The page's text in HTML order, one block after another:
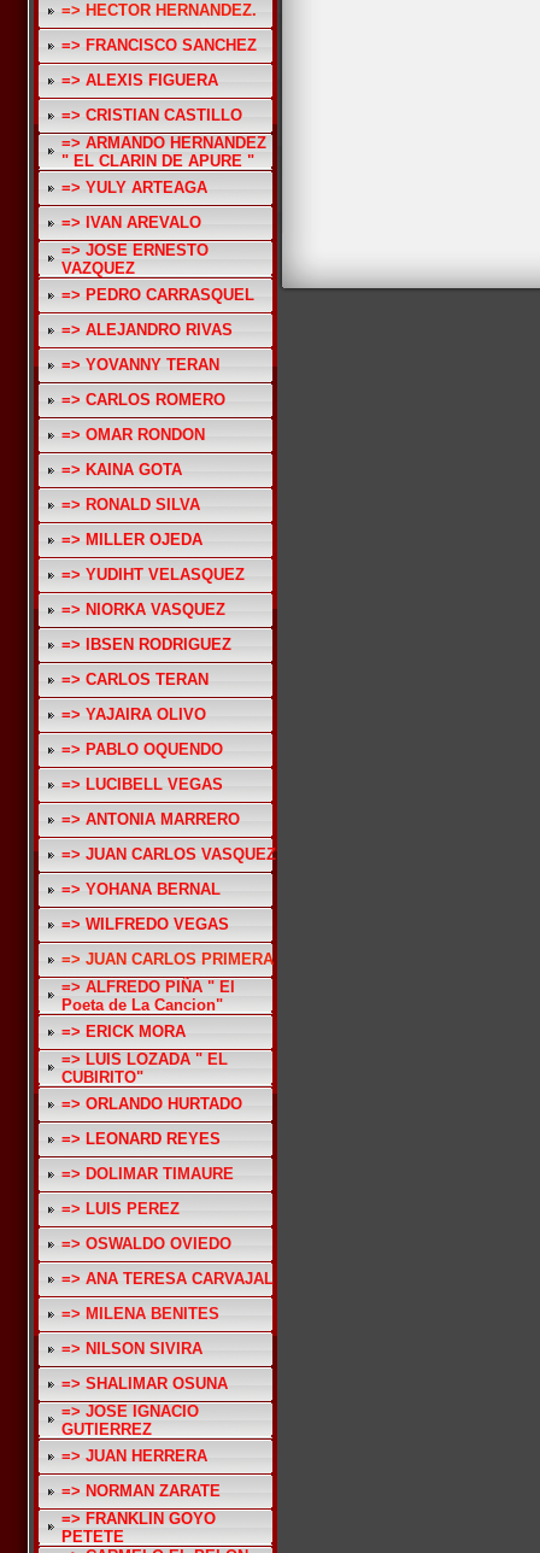
=> HECTOR HERNANDEZ.
=> FRANCISCO SANCHEZ
=> ALEXIS FIGUERA
=> CRISTIAN CASTILLO
=> ARMANDO HERNANDEZ
" EL CLARIN DE APURE "
=> YULY ARTEAGA
=> IVAN AREVALO
=> JOSE ERNESTO
VAZQUEZ
=> PEDRO CARRASQUEL
=> ALEJANDRO RIVAS
=> YOVANNY TERAN
=> CARLOS ROMERO
=> OMAR RONDON
=> KAINA GOTA
=> RONALD SILVA
=> MILLER OJEDA
=> YUDIHT VELASQUEZ
=> NIORKA VASQUEZ
=> IBSEN RODRIGUEZ
=> CARLOS TERAN
=> YAJAIRA OLIVO
=> PABLO OQUENDO
=> LUCIBELL VEGAS
=> ANTONIA MARRERO
=> JUAN CARLOS VASQUEZ
=> YOHANA BERNAL
=> WILFREDO VEGAS
=> JUAN CARLOS PRIMERA
=> ALFREDO PIÑA " El
Poeta de La Cancion"
=> ERICK MORA
=> LUIS LOZADA " EL
CUBIRITO"
=> ORLANDO HURTADO
=> LEONARD REYES
=> DOLIMAR TIMAURE
=> LUIS PEREZ
=> OSWALDO OVIEDO
=> ANA TERESA CARVAJAL
=> MILENA BENITES
=> NILSON SIVIRA
=> SHALIMAR OSUNA
=> JOSE IGNACIO
GUTIERREZ
=> JUAN HERRERA
=> NORMAN ZARATE
=> FRANKLIN GOYO
PETETE